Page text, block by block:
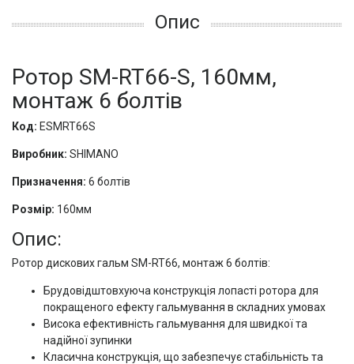
Опис
Ротор SM-RT66-S, 160мм,
монтаж 6 болтів
Код: ESMRT66S
Виробник: SHIMANO
Призначення: 6 болтів
Розмір: 160мм
Опис:
Ротор дискових гальм SM-RT66, монтаж 6 болтів:
Брудовідштовхуюча конструкція лопасті ротора для
покращеного ефекту гальмування в складних умовах
Висока ефективність гальмування для швидкої та
надійної зупинки
Класична конструкція, що забезпечує стабільність та